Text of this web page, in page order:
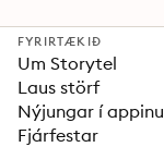
FYRIRTÆKIÐ
Um Storytel
Laus störf
Nýjungar í appinu
Fjárfestar